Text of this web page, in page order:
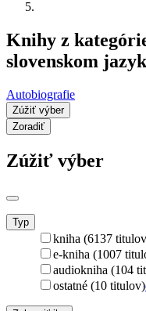
Knihy z
slovenskom
Autobiografie
Zúžiť výber
Zoradiť
Zúžiť výber
Typ
kniha (6137
e-kniha (1007
audiokniha (104
ostatné (10 titulov)